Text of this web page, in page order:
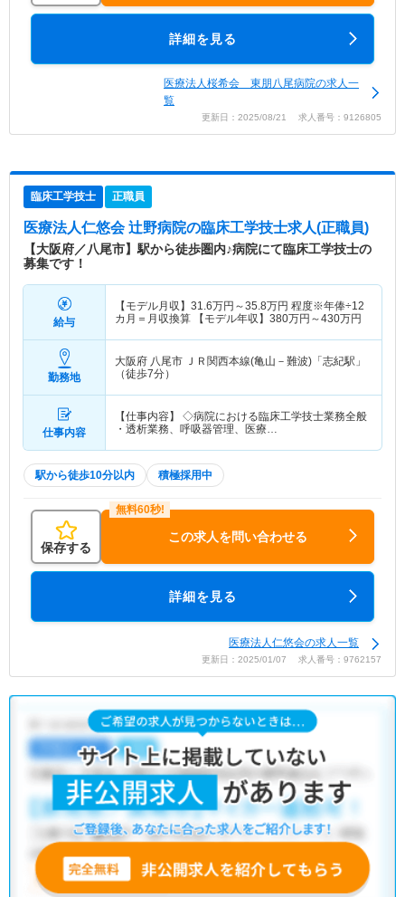
詳細を見る
医療法人桜希会 東朋八尾病院の求人一
覧
更新日：2025/08/21 求人番号：9126805
臨床工学技士 正職員
医療法人仁悠会 辻野病院の臨床工学技士求人(正職員)
【大阪府／八尾市】駅から徒歩圏内♪病院にて臨床工学技士の
募集です！
給与
【モデル月収】 31.6万円～35.8万円 程度※年俸÷12
カ月＝月収換算 【モデル年収】 380万円～430万円
勤務地
大阪府 八尾市 ＪＲ関西本線(亀山－難波)「志紀駅」
（徒歩7分）
仕事内容
【仕事内容】 ◇病院における臨床工学技士業務全般
・透析業務、呼吸器管理、医療…
駅から徒歩10分以内 積極採用中
保存する
この求人を問い合わせる
詳細を見る
医療法人仁悠会の求人一覧
更新日：2025/01/07 求人番号：9762157